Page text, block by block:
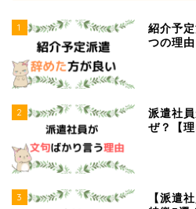
1
紹介予
つの理由
2
派遣社
ぜ？【
3
【派遣